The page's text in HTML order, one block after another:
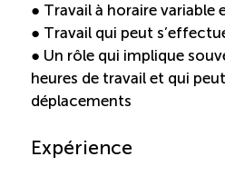
Facebook
LinkedInVimeo
● Travail à horaire variable
● Travail qui peut
● Un rôle qui implique
heures de travail et qui
déplacements
Expérience